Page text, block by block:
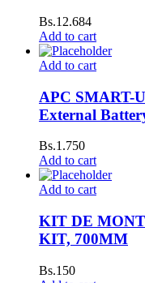
Bs.12.684
Add to cart
Add to cart
APC SMART-
External
Bs.1.750
Add to cart
Add to cart
KIT DE
KIT, 700MM
Bs.150